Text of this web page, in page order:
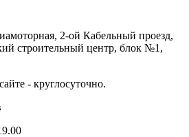
2-ой Кабельный проезд,
строительный центр, блок №1,
- круглосуточно.